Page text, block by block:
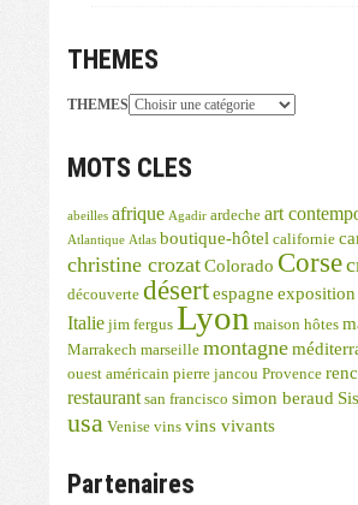
THEMES
THEMES
MOTS CLES
abeilles afrique Agadir ardeche art
Atlantique Atlas boutique-hôtel californie
christine crozatColorado Corse
découverte désertespagne
Italie jim fergus Lyon maison hôtes
Marrakech marseille montagne
ouest américain pierre jancou Provence
restaurant san francisco simon beraud
usa Venise vins vins vivants
Partenaires